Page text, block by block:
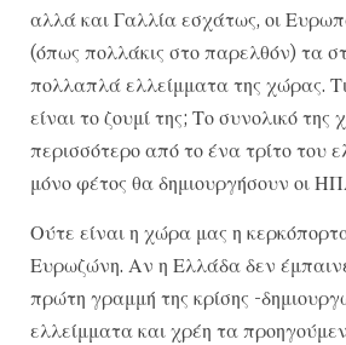
αλλά και Γαλλία εσχάτως, οι
(όπως πολλάκις στο παρελθόν) τα
πολλαπλά ελλείμματα της χώρας.
είναι το ζουμί της; Το συνολικό της
περισσότερο από το ένα τρίτο του
μόνο φέτος θα δημιουργήσουν οι
Ούτε είναι η χώρα μας η
Ευρωζώνη. Αν η Ελλάδα δεν
πρώτη γραμμή της κρίσης -
ελλείμματα και χρέη τα